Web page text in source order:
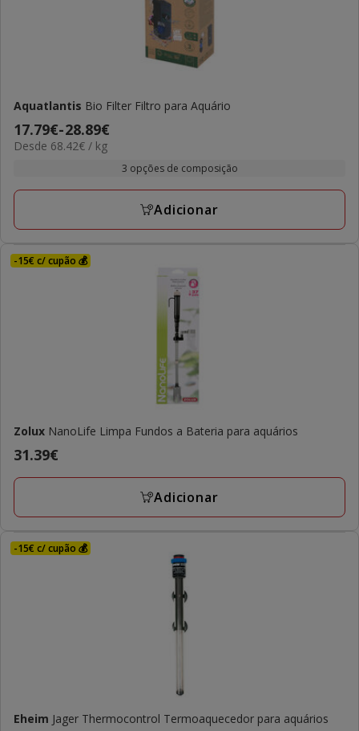
Aquatlantis Bio Filter Filtro para Aquário
Preço
de
a
17.79€-28.89€
68.42€
Desde 68.42€ / kg
3 opções de composição
Adicionar
-15€ c/ cupão 💰
Zolux NanoLife Limpa Fundos a Bateria para aquários
Preço
31.39€
31.39€
Adicionar
-15€ c/ cupão 💰
Eheim Jager Thermocontrol Termoaquecedor para aquários